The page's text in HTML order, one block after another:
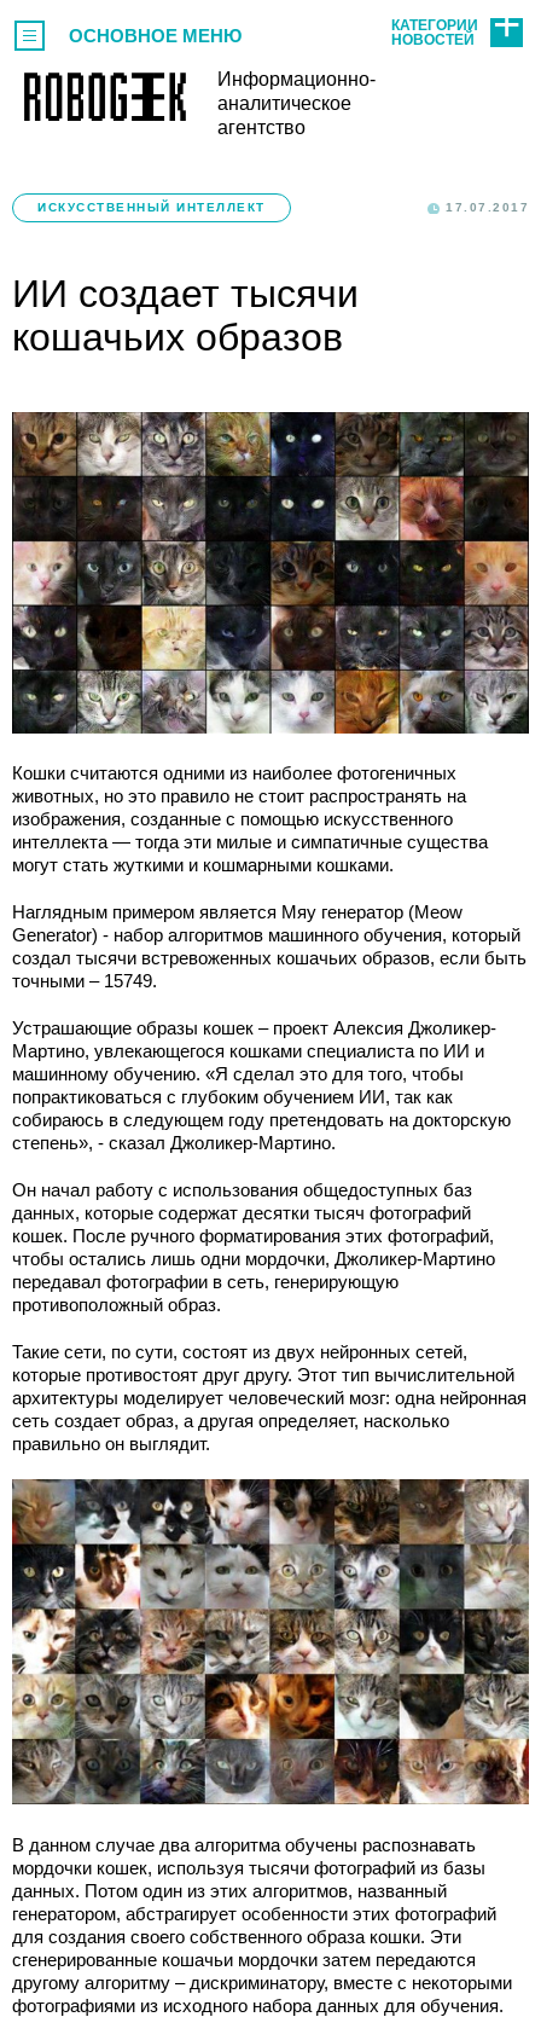
Информационно-
аналитическое
агентство
ОСНОВНОЕ МЕНЮ
КАТЕГОРИИ
НОВОСТЕЙ
ИСКУССТВЕННЫЙ ИНТЕЛЛЕКТ 17.07.2017
ИИ создает тысячи
кошачьих образов
Кошки считаются одними из наиболее фотогеничных
животных, но это правило не стоит распространять на
изображения, созданные с помощью искусственного
интеллекта — тогда эти милые и симпатичные существа
могут стать жуткими и кошмарными кошками.
Наглядным примером является Мяу генератор (Meow
Generator) - набор алгоритмов машинного обучения, который
создал тысячи встревоженных кошачьих образов, если быть
точными – 15749.
Устрашающие образы кошек – проект Алексия Джоликер-
Мартино, увлекающегося кошками специалиста по ИИ и
машинному обучению. «Я сделал это для того, чтобы
попрактиковаться с глубоким обучением ИИ, так как
собираюсь в следующем году претендовать на докторскую
степень», - сказал Джоликер-Мартино.
Он начал работу с использования общедоступных баз
данных, которые содержат десятки тысяч фотографий
кошек. После ручного форматирования этих фотографий,
чтобы остались лишь одни мордочки, Джоликер-Мартино
передавал фотографии в сеть, генерирующую
противоположный образ.
Такие сети, по сути, состоят из двух нейронных сетей,
которые противостоят друг другу. Этот тип вычислительной
архитектуры моделирует человеческий мозг: одна нейронная
сеть создает образ, а другая определяет, насколько
правильно он выглядит.
В данном случае два алгоритма обучены распознавать
мордочки кошек, используя тысячи фотографий из базы
данных. Потом один из этих алгоритмов, названный
генератором, абстрагирует особенности этих фотографий
для создания своего собственного образа кошки. Эти
сгенерированные кошачьи мордочки затем передаются
другому алгоритму – дискриминатору, вместе с некоторыми
фотографиями из исходного набора данных для обучения.